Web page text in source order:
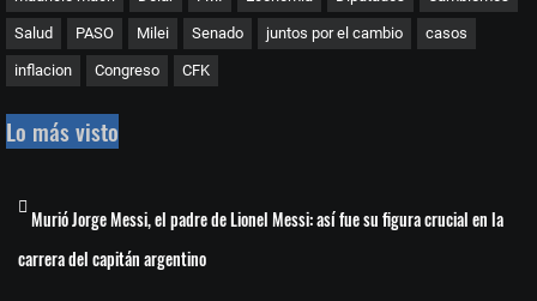
Salud PASO Milei Senado juntos por el cambio casos
inflacion Congreso CFK
Lo más visto
Murió Jorge Messi, el padre de Lionel Messi: así fue su figura crucial en la
carrera del capitán argentino